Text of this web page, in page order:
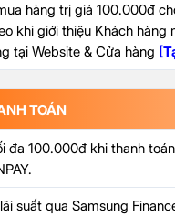
hàng trị giá 100.000đ
khi giới thiệu Khách hàng
tại Website & Cửa hàng
TOÁN
đa 100.000đ khi thanh
suất qua Samsung